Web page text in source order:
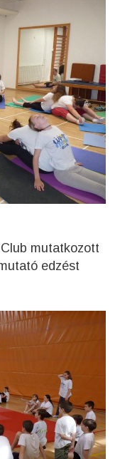
mutatkozott
edzést